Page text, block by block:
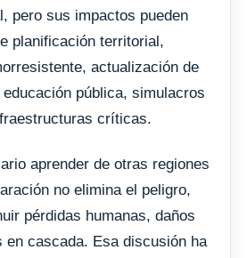
pero sus impactos pueden
planificación territorial,
actualización de
pública, simulacros
críticas.
aprender de otras regiones
no elimina el peligro,
pérdidas humanas, daños
en cascada. Esa discusión ha